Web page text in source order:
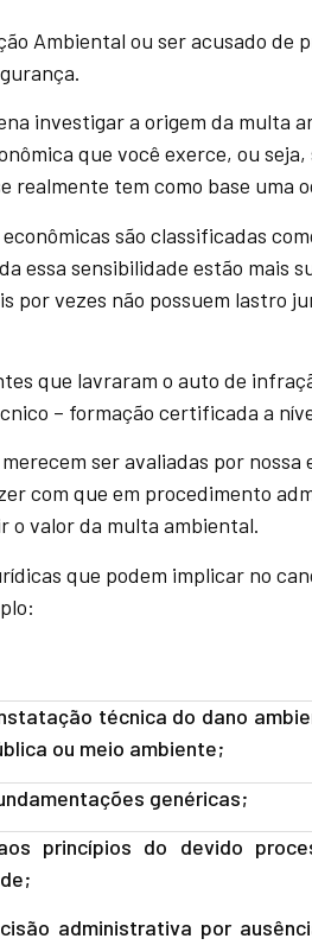
Ambiental ou ser acusado de
investigar a origem da multa
que você exerce, ou
realmente tem como base uma
são classificadas
essa sensibilidade estão mais
por vezes não possuem lastro
que lavraram o auto de
– formação certificada a
ser avaliadas por nossa
com que em procedimento
o valor da multa ambiental.
que podem implicar no
técnica do dano
ou meio ambiente;
genéricas;
princípios do devido
administrativa por